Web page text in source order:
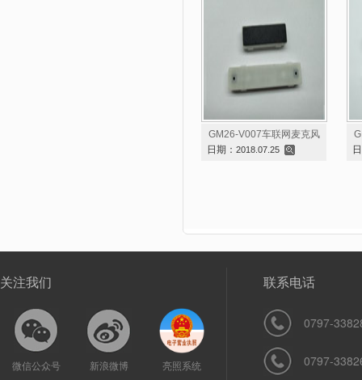
GM26-V007车联网麦克风
日期： 2018.07.25
关注我们
微信公众号 新浪微博 亮照系统
联系电话
0797-
0797-